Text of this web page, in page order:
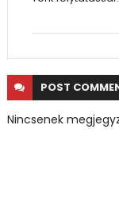
POST
Nincsenek